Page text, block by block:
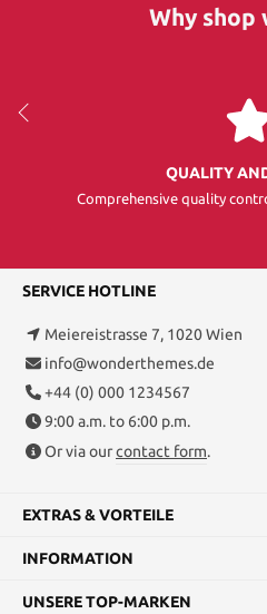
Why shop
QUALITY
Comprehensive quality
SERVICE HOTLINE
Meiereistrasse 7, 1020 Wien
info@wonderthemes.de
+44 (0) 000 1234567
9:00 a.m. to 6:00 p.m.
Or via ourcontact form.
EXTRAS & VORTEILE
INFORMATION
UNSERE TOP-MARKEN